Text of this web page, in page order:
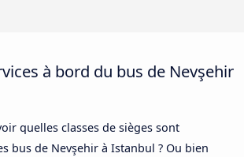
à bord du bus de Nevşehir
quelles classes de sièges sont
bus de Nevşehir à Istanbul ? Ou bien